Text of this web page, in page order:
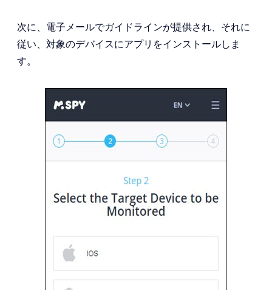
次に、電子メールでガイドラインが提供され、それに
従い、対象のデバイスにアプリをインストールしま
す。